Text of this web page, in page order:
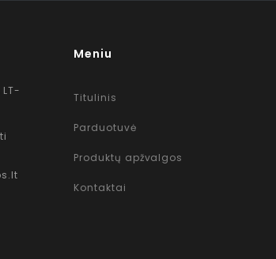
Meniu
Titulinis
Parduotuvė
Produktų apžvalgos
Kontaktai